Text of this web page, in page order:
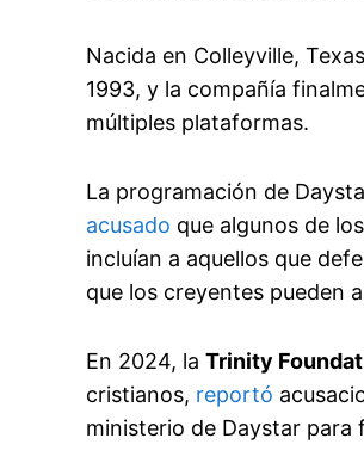
Nacida en Colleyville,
1993, y la compañía
múltiples plataformas.
La programación de
acusado que algunos de
incluían a aquellos que
que los creyentes pueden
En 2024, la Trinity
cristianos, reportó
ministerio de Daystar para